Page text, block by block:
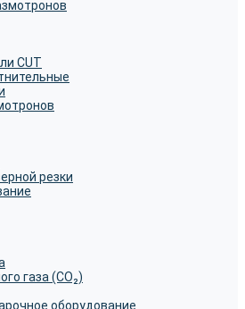
CUT
резки
газа (CO₂)
оборудование